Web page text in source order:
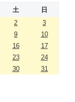
土
日
2
3
9
10
16
17
23
24
30 31